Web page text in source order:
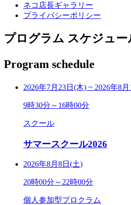
ネコ店長ギャラリー
プライバシーポリシー
プログラム スケジュー
Program schedule
2026年7月23日(木) ~ 2026年8
9時30分～16時00分
スクール
サマースクール2026
2026年8月8日(土)
20時00分～22時00分
個人参加型プロクラム